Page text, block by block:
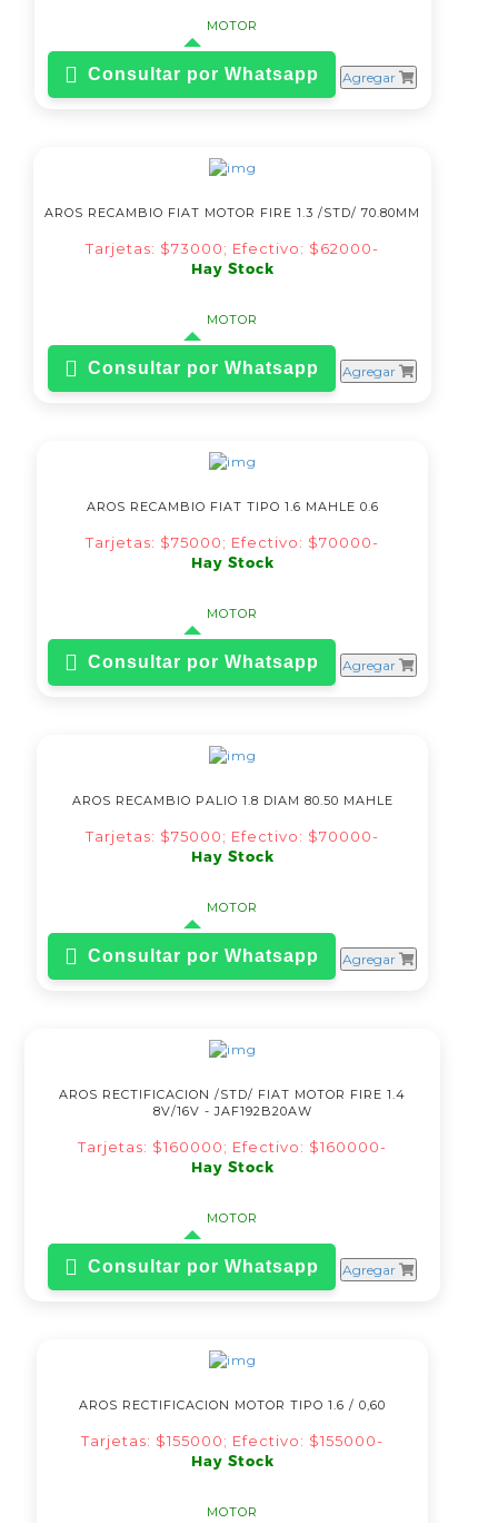
MOTOR
Consultar por Whatsapp Agregar
AROS RECAMBIO FIAT MOTOR FIRE 1.3 /STD/ 70.80MM
Tarjetas: $73000; Efectivo: $62000-
Hay Stock
MOTOR
Consultar por Whatsapp Agregar
AROS RECAMBIO FIAT TIPO 1.6 MAHLE 0.6
Tarjetas: $75000; Efectivo: $70000-
Hay Stock
MOTOR
Consultar por Whatsapp Agregar
AROS RECAMBIO PALIO 1.8 DIAM 80.50 MAHLE
Tarjetas: $75000; Efectivo: $70000-
Hay Stock
MOTOR
Consultar por Whatsapp Agregar
AROS RECTIFICACION /STD/ FIAT MOTOR FIRE 1.4
8V/16V - JAF192B20AW
Tarjetas: $160000; Efectivo: $160000-
Hay Stock
MOTOR
Consultar por Whatsapp Agregar
AROS RECTIFICACION MOTOR TIPO 1.6 / 0,60
Tarjetas: $155000; Efectivo: $155000-
Hay Stock
MOTOR